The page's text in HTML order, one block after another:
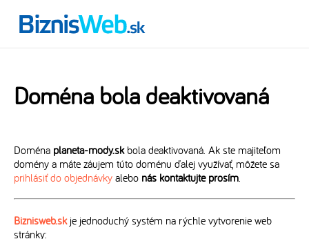
Doména bola deaktivovaná
Doména planeta-mody.skbola deaktivovaná. Ak ste majiteľom
domény a máte záujem túto doménu ďalej využívať, môžete sa
prihlásiť do objednávky alebo nás kontaktujte prosím.
Biznisweb.skje jednoduchý systém na rýchle vytvorenie web
stránky: